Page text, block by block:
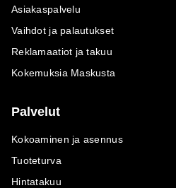
Asiakaspalvelu
Vaihdot ja palautukset
Reklamaatiot ja takuu
Kokemuksia Maskusta
Palvelut
Kokoaminen ja asennus
Tuoteturva
Hintatakuu